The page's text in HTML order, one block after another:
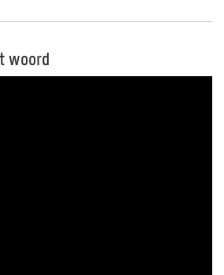
woord